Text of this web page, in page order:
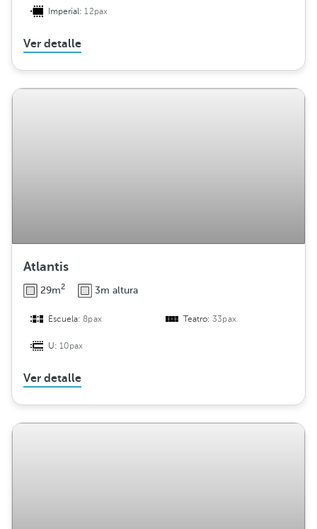
Imperial:12pax
Ver detalle
Atlantis
29m2 3m altura
Escuela:8pax Teatro:33pax
U:10pax
Ver detalle